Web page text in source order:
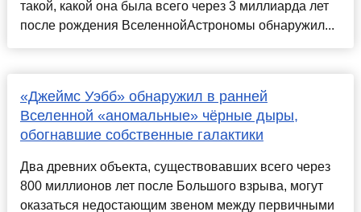
такой, какой она была всего через 3 миллиарда лет
после рождения ВселеннойАстрономы обнаружил...
«Джеймс Уэбб» обнаружил в ранней
Вселенной «аномальные» чёрные дыры,
обогнавшие собственные галактики
Два древних объекта, существовавших всего через
800 миллионов лет после Большого взрыва, могут
оказаться недостающим звеном между первичными